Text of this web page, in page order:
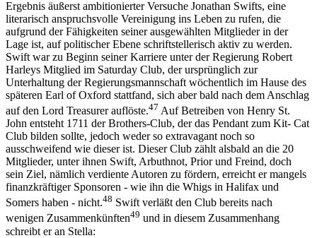
Ergebnis äußerst ambitionierter Versuche Jonathan Swifts, eine
literarisch anspruchsvolle Vereinigung ins Leben zu rufen, die
aufgrund der Fähigkeiten seiner ausgewählten Mitglieder in der
Lage ist, auf politischer Ebene schriftstellerisch aktiv zu werden.
Swift war zu Beginn seiner Karriere unter der Regierung Robert
Harleys Mitglied im Saturday Club, der ursprünglich zur
Unterhaltung der Regierungsmannschaft wöchentlich im Hause des
späteren Earl of Oxford stattfand, sich aber bald nach dem Anschlag
auf den Lord Treasurer auflöste.47 Auf Betreiben von Henry St.
John entsteht 1711 der Brothers-Club, der das Pendant zum Kit- Cat
Club bilden sollte, jedoch weder so extravagant noch so
ausschweifend wie dieser ist. Dieser Club zählt alsbald an die 20
Mitglieder, unter ihnen Swift, Arbuthnot, Prior und Freind, doch
sein Ziel, nämlich verdiente Autoren zu fördern, erreicht er mangels
finanzkräftiger Sponsoren - wie ihn die Whigs in Halifax und
Somers haben - nicht.48 Swift verläßt den Club bereits nach
wenigen Zusammenkünften49 und in diesem Zusammenhang
schreibt er an Stella: